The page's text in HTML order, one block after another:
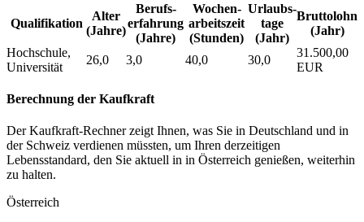
Qualifikation
Alter
(Jahre)
Berufs­
erfahrung
(Jahre)
Wochen­
arbeitszeit
(Stunden)
Urlaubs­
tage
(Jahr)
Bruttolohn
(Jahr)
Hochschule,
Universität
26,0 3,0 40,0 30,0
31.500,00
EUR
Berechnung der Kaufkraft
Der Kaufkraft-Rechner zeigt Ihnen, was Sie in Deutschland und in
der Schweiz verdienen müssten, um Ihren derzeitigen
Lebensstandard, den Sie aktuell in in Österreich genießen, weiterhin
zu halten.
Österreich